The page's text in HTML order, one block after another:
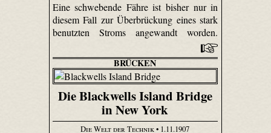
Eine schwebende Fähre ist bisher nur in
diesem Fall zur Überbrückung eines stark
benutzten Stroms angewandt worden.
BRÜCKEN
Die Blackwells Island Bridge
in New York
Die Welt der Technik• 1.11.1907